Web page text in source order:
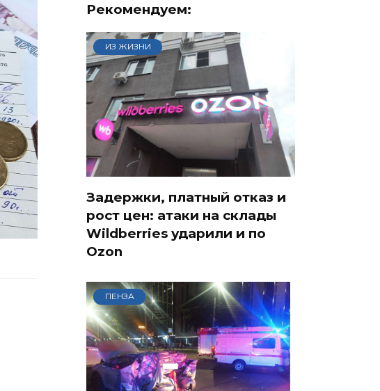
Рекомендуем:
ИЗ ЖИЗНИ
Задержки, платный отказ и
рост цен: атаки на склады
Wildberries ударили и по
Ozon
ПЕНЗА